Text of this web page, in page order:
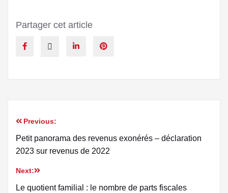
Partager cet article
Previous:
Petit panorama des revenus exonérés – déclaration
2023 sur revenus de 2022
Next:
Le quotient familial : le nombre de parts fiscales